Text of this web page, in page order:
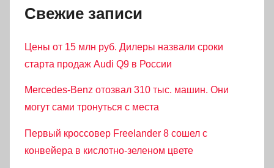
Свежие записи
Цены от 15 млн руб. Дилеры назвали сроки
старта продаж Audi Q9 в России
Mercedes-Benz отозвал 310 тыс. машин. Они
могут сами тронуться с места
Первый кроссовер Freelander 8 сошел с
конвейера в кислотно-зеленом цвете